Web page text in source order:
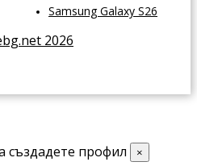
Samsung Galaxy S26
2026
създадете профил ×